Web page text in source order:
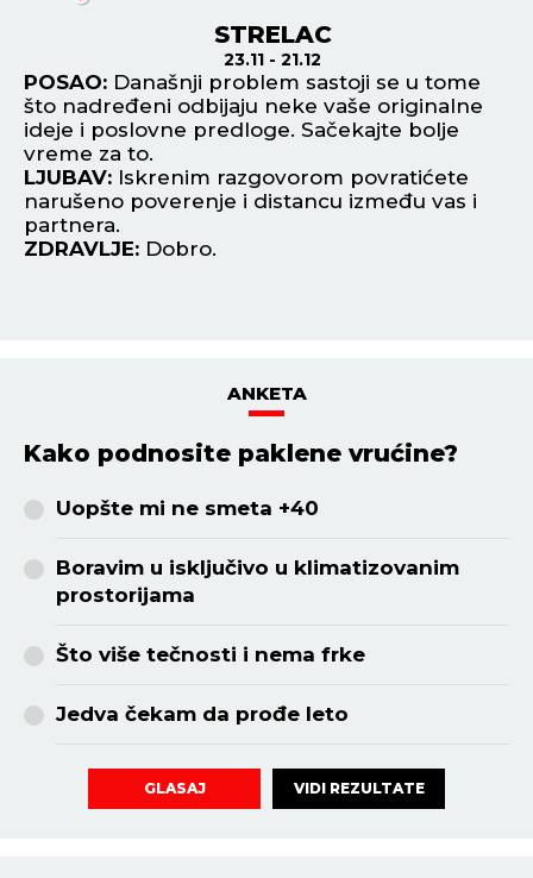
STRELAC
23.11 - 21.12
POSAO: Današnji problem sastoji se u tome
što nadređeni odbijaju neke vaše originalne
ideje i poslovne predloge. Sačekajte bolje
vreme za to.
LJUBAV: Iskrenim razgovorom povratićete
narušeno poverenje i distancu između vas i
partnera.
ZDRAVLJE: Dobro.
ANKETA
Kako podnosite paklene vrućine?
Uopšte mi ne smeta +40
Boravim u isključivo u klimatizovanim
prostorijama
Što više tečnosti i nema frke
Jedva čekam da prođe leto
GLASAJ VIDI REZULTATE